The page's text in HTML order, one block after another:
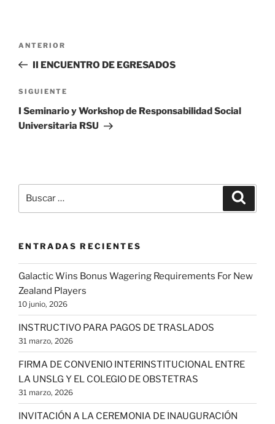
entradas
Entrada
anterior:
ANTERIOR
II ENCUENTRO DE EGRESADOS
Siguiente
entrada
SIGUIENTE
I Seminario y Workshop de Responsabilidad Social
Universitaria RSU
por:
ENTRADAS RECIENTES
Galactic Wins Bonus Wagering Requirements For New
Zealand Players
10 junio, 2026
INSTRUCTIVO PARA PAGOS DE TRASLADOS
31 marzo, 2026
FIRMA DE CONVENIO INTERINSTITUCIONAL ENTRE
LA UNSLG Y EL COLEGIO DE OBSTETRAS
31 marzo, 2026
INVITACIÓN A LA CEREMONIA DE INAUGURACIÓN